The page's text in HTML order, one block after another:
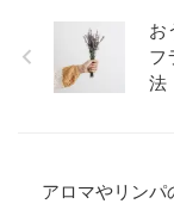
お
フ
法
アロマやリンパ